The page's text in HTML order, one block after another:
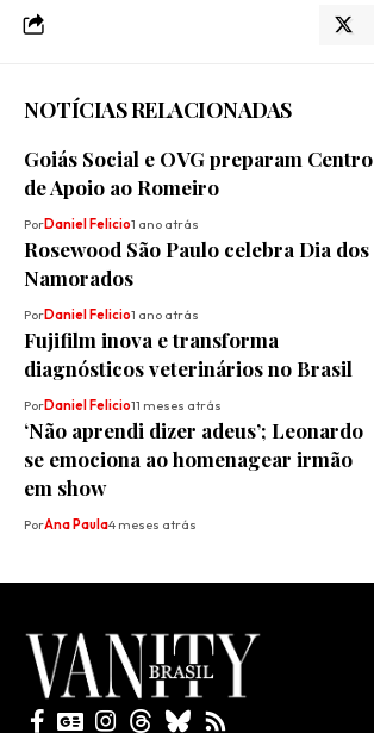
NOTÍCIAS RELACIONADAS
Goiás Social e OVG preparam Centro
de Apoio ao Romeiro
PorDaniel Felicio1 ano atrás
Rosewood São Paulo celebra Dia dos
Namorados
PorDaniel Felicio1 ano atrás
Fujifilm inova e transforma
diagnósticos veterinários no Brasil
PorDaniel Felicio11 meses atrás
‘Não aprendi dizer adeus’; Leonardo
se emociona ao homenagear irmão
em show
PorAna Paula4 meses atrás